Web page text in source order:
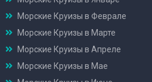
Морские Круизы в Феврале
Морские Круизы в Марте
Морские Круизы в Апреле
Морские Круизы в Мае